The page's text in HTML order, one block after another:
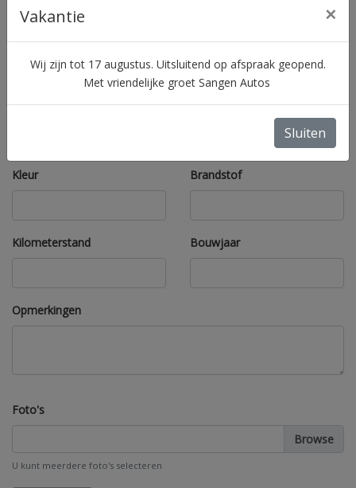
Telefoon Vraagprijs
Merk Model
Kleur Brandstof
Kilometerstand Bouwjaar
Opmerkingen
Foto's
U kunt meerdere foto's selecteren
Vakantie ×
Wij zijn tot 17 augustus. Uitsluitend op afspraak geopend.
Met vriendelijke groet Sangen Autos
Sluiten